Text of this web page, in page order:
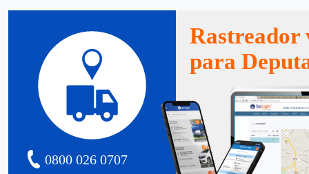
0800 026 0707
Rastreador
para